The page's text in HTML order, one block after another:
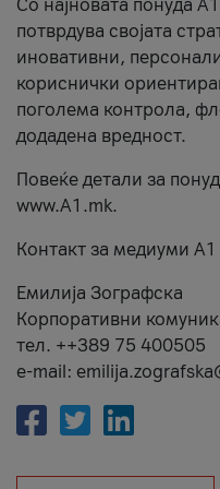
Со најновата понуда
потврдува својата
иновативни,
кориснички
поголема контрола,
додадена вредност.
Повеќе детали за
www.А1.mk.
Контакт за медиуми А1
Емилија Зографска
Корпоративни
тел. ++389 75 400505
e-mail: